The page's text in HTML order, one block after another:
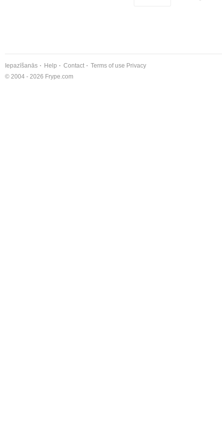
Iepazīšanās Help Contact Terms of use Privacy
© 2004 - 2026 Frype.com